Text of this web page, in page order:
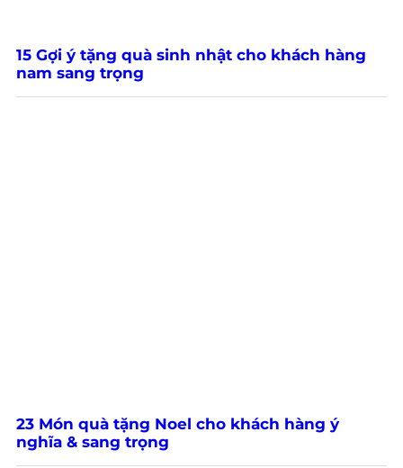
15 Gợi ý tặng quà sinh nhật cho khách hàng
nam sang trọng
23 Món quà tặng Noel cho khách hàng ý
nghĩa & sang trọng